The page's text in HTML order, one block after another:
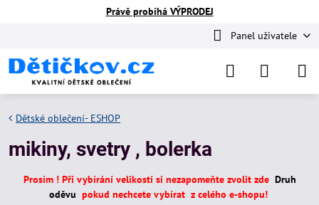
Právě probíhá VÝPRODEJ
Panel uživatele
Dětské oblečení- ESHOP
mikiny, svetry , bolerka
Prosím ! Při vybírání velikostí si nezapomeňte zvolit zde Druh
oděvu pokud nechcete vybírat z celého e-shopu!